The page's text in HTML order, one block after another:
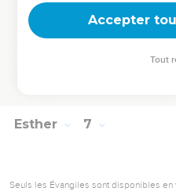
as entamé ta déchéance est
contre lui : tu ne pourras que
Ils parlaient encore avec lui
Esther 7
Seuls les Évangiles sont disponibles en
Accepter
Tout